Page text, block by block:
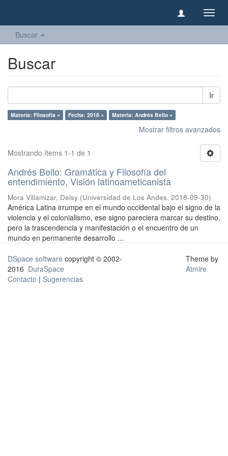
Buscar
Buscar
Ir
Materia: Filosofía × Fecha: 2018 × Materia: Andrés Bello ×
Mostrar filtros avanzados
Mostrando ítems 1-1 de 1
Andrés Bello: Gramática y Filosofía del
entendimiento, Visión latinoameticanista
Mora Villamizar, Delsy (Universidad de Los Andes, 2018-09-30)
América Latina irrumpe en el mundo occidental bajo el signo de la
violencia y el colonialismo, ese signo pareciera marcar su destino,
pero la trascendencia y manifestación o el encuentro de un
mundo en permanente desarrollo ...
DSpace software copyright © 2002-
2016 DuraSpace
Contacto | Sugerencias
Theme by
Atmire